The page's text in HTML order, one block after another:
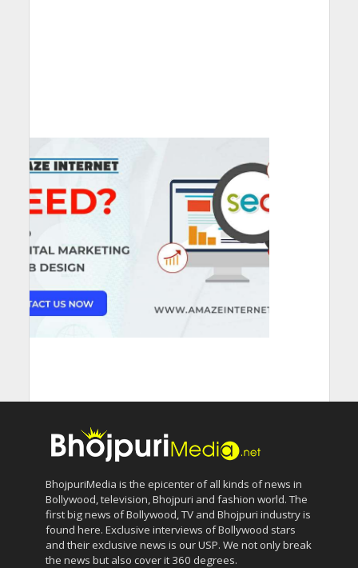
BhojpuriMedia is the epicenter of all kinds of news in
Bollywood, television, Bhojpuri and fashion world. The
first big news of Bollywood, TV and Bhojpuri industry is
found here. Exclusive interviews of Bollywood stars
and their exclusive news is our USP. We not only break
the news but also cover it 360 degrees.